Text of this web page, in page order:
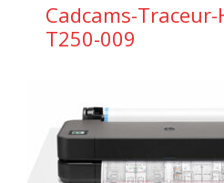
Cadcams-Traceur-
T250-009